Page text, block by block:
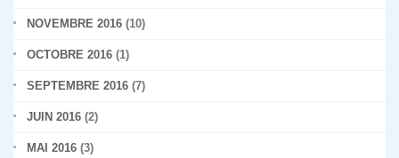
NOVEMBRE 2016 (10)
OCTOBRE 2016 (1)
SEPTEMBRE 2016 (7)
JUIN 2016 (2)
MAI 2016 (3)